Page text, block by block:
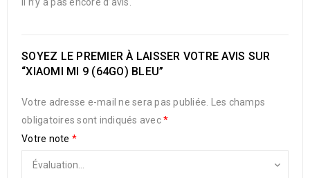
SOYEZ LE PREMIER À LAISSER VOTRE AVIS SUR
“XIAOMI MI 9 (64GO) BLEU”
Votre adresse e-mail ne sera pas publiée.
Les champs
obligatoires sont indiqués avec*
Votre note *